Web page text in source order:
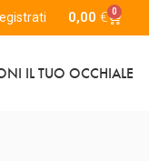
0,00 € 0
IL TUO OCCHIALE